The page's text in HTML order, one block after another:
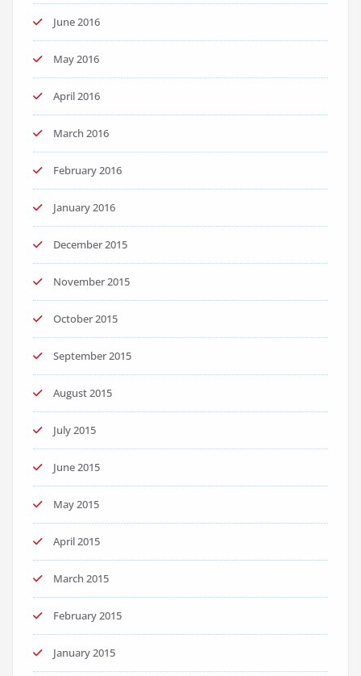
June 2016
May 2016
April 2016
March 2016
February 2016
January 2016
December 2015
November 2015
October 2015
September 2015
August 2015
July 2015
June 2015
May 2015
April 2015
March 2015
February 2015
January 2015